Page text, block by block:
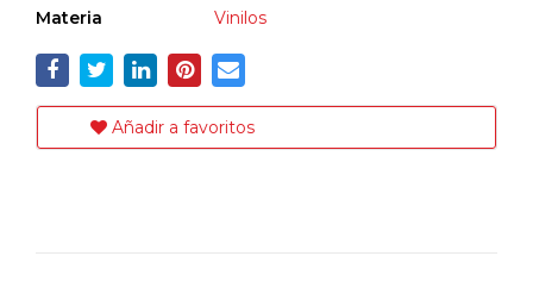
Materia
Vinilos
Añadir a favoritos